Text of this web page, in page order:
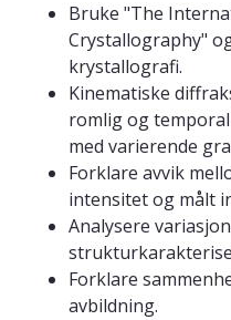
Bruke "The
Crystallography"
krystallografi.
Kinematiske
romlig og
med varierende
Forklare avvik
intensitet og målt
Analysere
Forklare
avbildning.